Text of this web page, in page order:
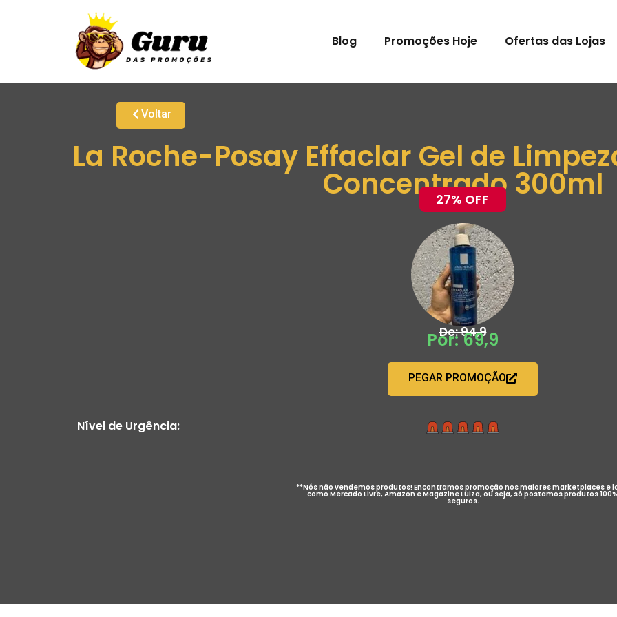
Blog Promoções Hoje Ofertas das Lojas
Voltar
La Roche-Posay Effaclar Gel de
Concentrado 300ml
27% OFF
De: 94,9
Por: 69,9
PEGAR PROMOÇÃO
Nível de Urgência:
**Nós não vendemos produtos! Encontramos promoção nos maiores marketplaces e
como Mercado Livre, Amazon e Magazine Luiza, ou seja, só postamos produtos 100%
seguros.